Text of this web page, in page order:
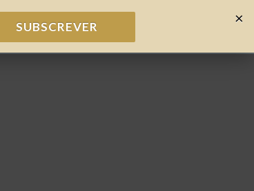
×
SUBSCREVER